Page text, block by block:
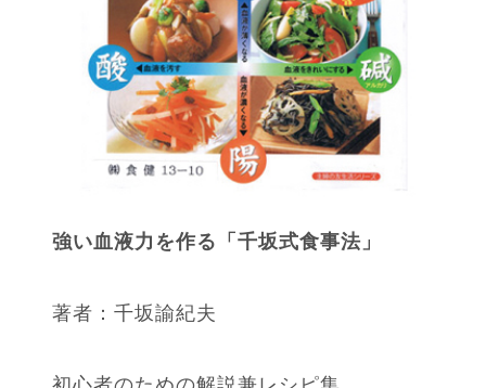
強い血液力を作る「千坂式食事法」
著者：千坂諭紀夫